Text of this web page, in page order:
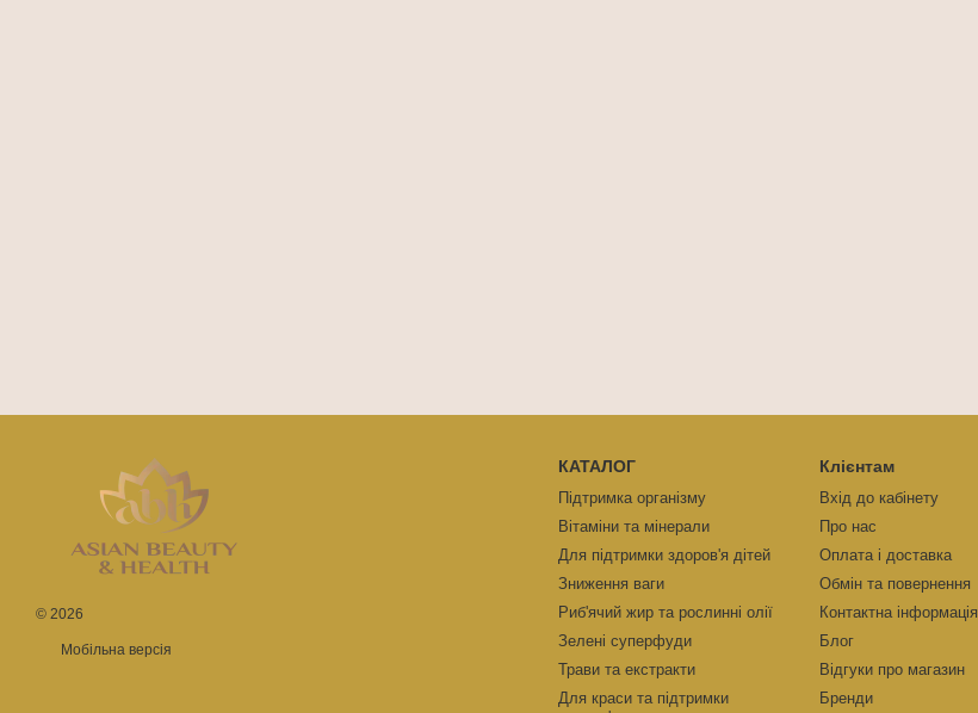
© 2026
Мобільна версія
КАТАЛОГ
Підтримка організму
Вітаміни та мінерали
Для підтримки здоров'я дітей
Зниження ваги
Риб'ячий жир та рослинні олії
Зелені суперфуди
Трави та eкстракти
Для краси та підтримки
Клієнтам
Вхід до кабінету
Про нас
Оплата і доставка
Обмін та повернення
Контактна інформація
Блог
Відгуки про магазин
Бренди